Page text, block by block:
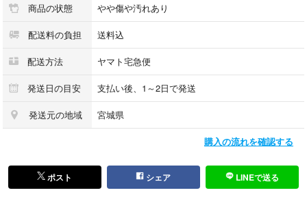
■注意事項
店頭や他ショッピングモールなど様々な形式で販売しておりますのでお早
めにご検討くださいませ。
在庫管理は随時行っておりますが品切れになってしまう場合がございま
す。
その際はお取引をキャンセルとさせていただきますので、ご理解の程何卒
よろしくお願いいたします。
1点限りのためお早めにご検討くださいませ。
商品の状態 やや傷や汚れあり
配送料の負担 送料込
配送方法 ヤマト宅急便
発送日の目安 支払い後、1～2日で発送
発送元の地域 宮城県
購入の流れを確認する
ポスト シェア LINEで送る